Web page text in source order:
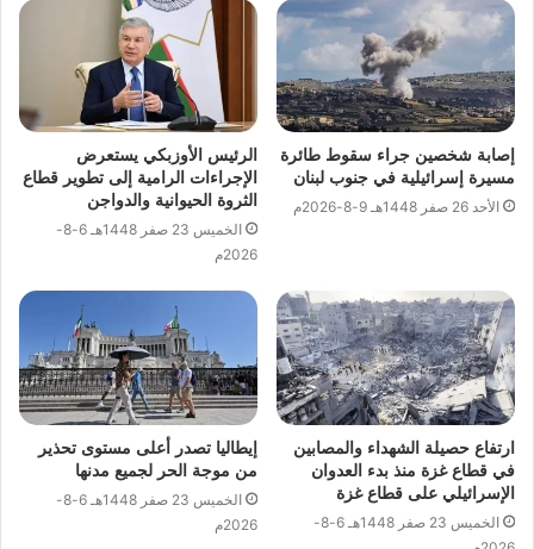
إصابة شخصين جراء سقوط طائرة
مسيرة إسرائيلية في جنوب لبنان
الأحد 26 صفر 1448هـ 9-8-2026م
الرئيس الأوزبكي يستعرض
الإجراءات الرامية إلى تطوير قطاع
الثروة الحيوانية والدواجن
الخميس 23 صفر 1448هـ 6-8-
2026م
ارتفاع حصيلة الشهداء والمصابين
في قطاع غزة منذ بدء العدوان
الإسرائيلي على قطاع غزة
الخميس 23 صفر 1448هـ 6-8-
إيطاليا تصدر أعلى مستوى تحذير
من موجة الحر لجميع مدنها
الخميس 23 صفر 1448هـ 6-8-
2026م